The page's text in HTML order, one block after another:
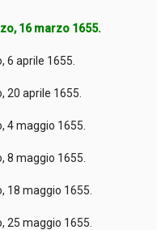
16 marzo 1655.
6 aprile 1655.
20 aprile 1655.
4 maggio 1655.
8 maggio 1655.
18 maggio 1655.
25 maggio 1655.